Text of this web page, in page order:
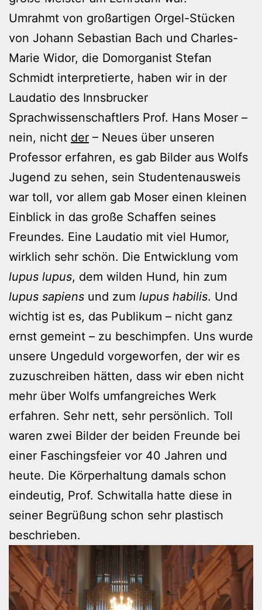
Umrahmt von großartigen Orgel-Stücken
von Johann Sebastian Bach und Charles-
Marie Widor, die Domorganist Stefan
Schmidt interpretierte, haben wir in der
Laudatio des Innsbrucker
Sprachwissenschaftlers Prof. Hans Moser –
nein, nicht der – Neues über unseren
Professor erfahren, es gab Bilder aus Wolfs
Jugend zu sehen, sein Studentenausweis
war toll, vor allem gab Moser einen kleinen
Einblick in das große Schaffen seines
Freundes. Eine Laudatio mit viel Humor,
wirklich sehr schön. Die Entwicklung vom
lupus lupus, dem wilden Hund, hin zum
lupus sapiens und zum lupus habilis. Und
wichtig ist es, das Publikum – nicht ganz
ernst gemeint – zu beschimpfen. Uns wurde
unsere Ungeduld vorgeworfen, der wir es
zuzuschreiben hätten, dass wir eben nicht
mehr über Wolfs umfangreiches Werk
erfahren. Sehr nett, sehr persönlich. Toll
waren zwei Bilder der beiden Freunde bei
einer Faschingsfeier vor 40 Jahren und
heute. Die Körperhaltung damals schon
eindeutig, Prof. Schwitalla hatte diese in
seiner Begrüßung schon sehr plastisch
beschrieben.